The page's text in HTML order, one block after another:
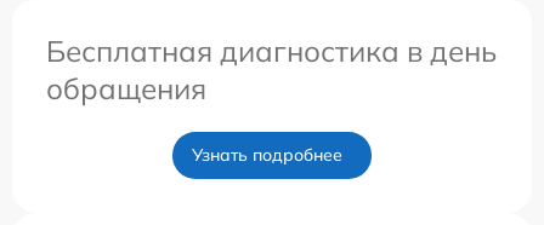
Бесплатная диагностика в день
обращения
Узнать подробнее